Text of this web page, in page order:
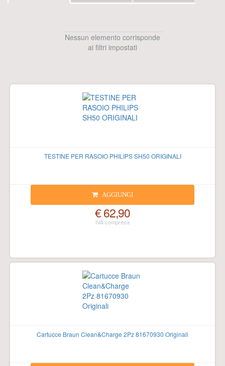
Nessun elemento corrisponde
ai filtri impostati
TESTINE PER RASOIO PHILIPS SH50 ORIGINALI
AGGIUNGI
€ 62,90
Cartucce Braun Clean&Charge 2Pz 81670930 Originali